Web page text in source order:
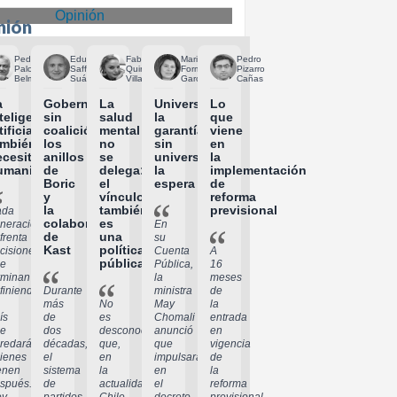
Opinión
Pedro
Palominos
Belmar
Eduardo
Saffirio
Suárez
Gobernar
sin
coalición:
los
anillos
de
Boric
y
la
colaboración
de
Kast
Durante
más
de
dos
décadas,
el
sistema
de
Fabiola
Quiroga
Villagra
La
salud
mental
no
se
delega:
el
vínculo
también
es
una
política
pública
No
es
desconocido
que,
en
la
actualidad,
Mariela
Formas
García
Universalizar
la
garantía
sin
universalizar
la
espera
En
su
Cuenta
Pública,
la
ministra
May
Chomali
anunció
que
impulsará,
en
el
Pedro
Pizarro
Cañas
Lo
que
viene
en
la
implementación
de
reforma
previsional
A
16
meses
de
la
entrada
en
vigencia
de
la
reforma